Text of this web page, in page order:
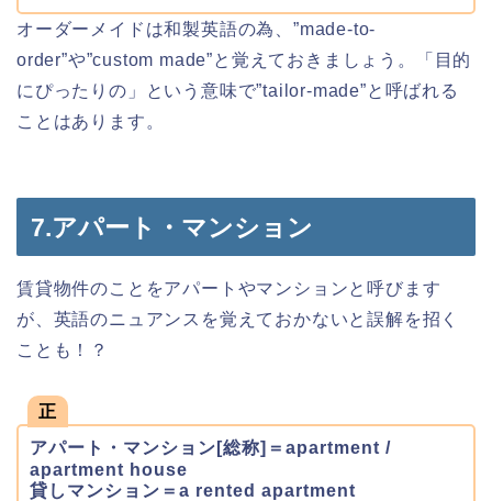
オーダーメイドは和製英語の為、”made-to-
order”や”custom made”と覚えておきましょう。「目的
にぴったりの」という意味で”tailor-made”と呼ばれる
ことはあります。
7.アパート・マンション
賃貸物件のことをアパートやマンションと呼びます
が、英語のニュアンスを覚えておかないと誤解を招く
ことも！？
正
アパート・マンション[総称]＝apartment /
apartment house
貸しマンション＝a rented apartment